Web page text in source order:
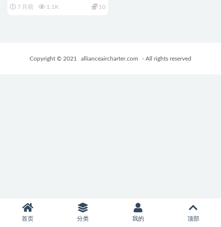
游戏+630M
7 月前 1.1K 10
Copyright © 2021 allianceaircharter.com - All rights reserved
首页 分类 我的 顶部